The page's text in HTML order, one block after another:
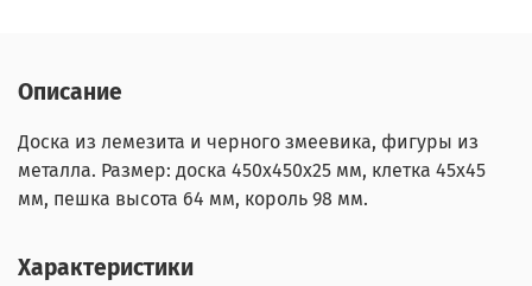
Описание
Доска из лемезита и черного змеевика, фигуры из
металла. Размер: доска 450х450х25 мм, клетка 45х45
мм, пешка высота 64 мм, король 98 мм.
Характеристики